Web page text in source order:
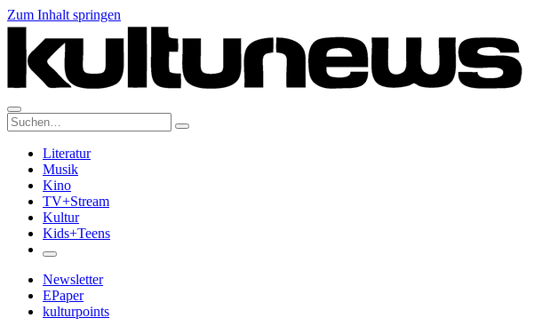
Zum Inhalt springen
Suche:
Literatur
Musik
Kino
TV+Stream
Kultur
Kids+Teens
Newsletter
EPaper
kulturpoints